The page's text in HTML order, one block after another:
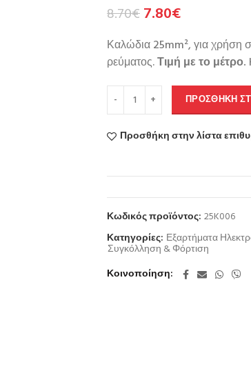
8.70€7.80€
Καλώδια 25mm², για χρήση
ρεύματος.Τιμή με το μέτρο.
ΠΡΟΣΘΉΚΗ
Προσθήκη στην λίστα
Κωδικός προϊόντος: 25K006
Κατηγορίες: Εξαρτήματα
Συγκόλληση & Φόρτιση
Κοινοποίηση